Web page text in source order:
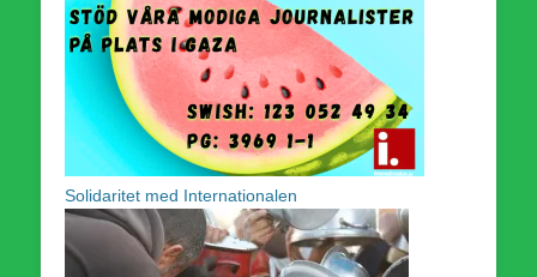
Solidaritet med Internationalen